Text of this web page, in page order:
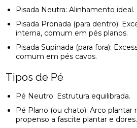
Pisada Neutra: Alinhamento ideal.
Pisada Pronada (para dentro): Excesso de inclinação
interna, comum em pés planos.
Pisada Supinada (para fora): Excesso de inclinação externa,
comum em pés cavos.
Tipos de Pé
Pé Neutro: Estrutura equilibrada.
Pé Plano (ou chato): Arco plantar reduzido ou ausente,
propenso a fascite plantar e dores.